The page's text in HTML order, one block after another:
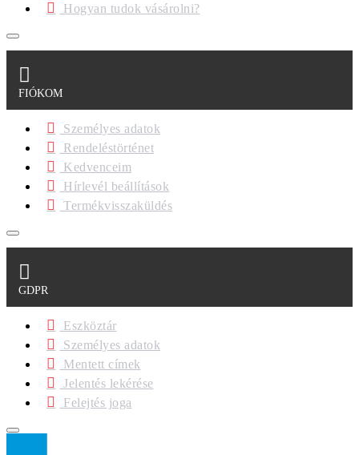
Hogyan tudok vásárolni?
FIÓKOM
Személyes adatok
Rendeléstörténet
Kedvenceim
Hírlevél beállítások
Termékvisszaküldés
GDPR
Eszköztár
Személyes adatok
Mentett címek
Jelentés lekérése
Felejtés joga